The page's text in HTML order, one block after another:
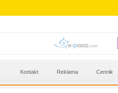
Kontakt Reklama Cennik